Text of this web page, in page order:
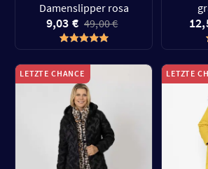
Damenslipper rosa
9,03 € 49,00 €
LETZTE CHANCE LETZTE